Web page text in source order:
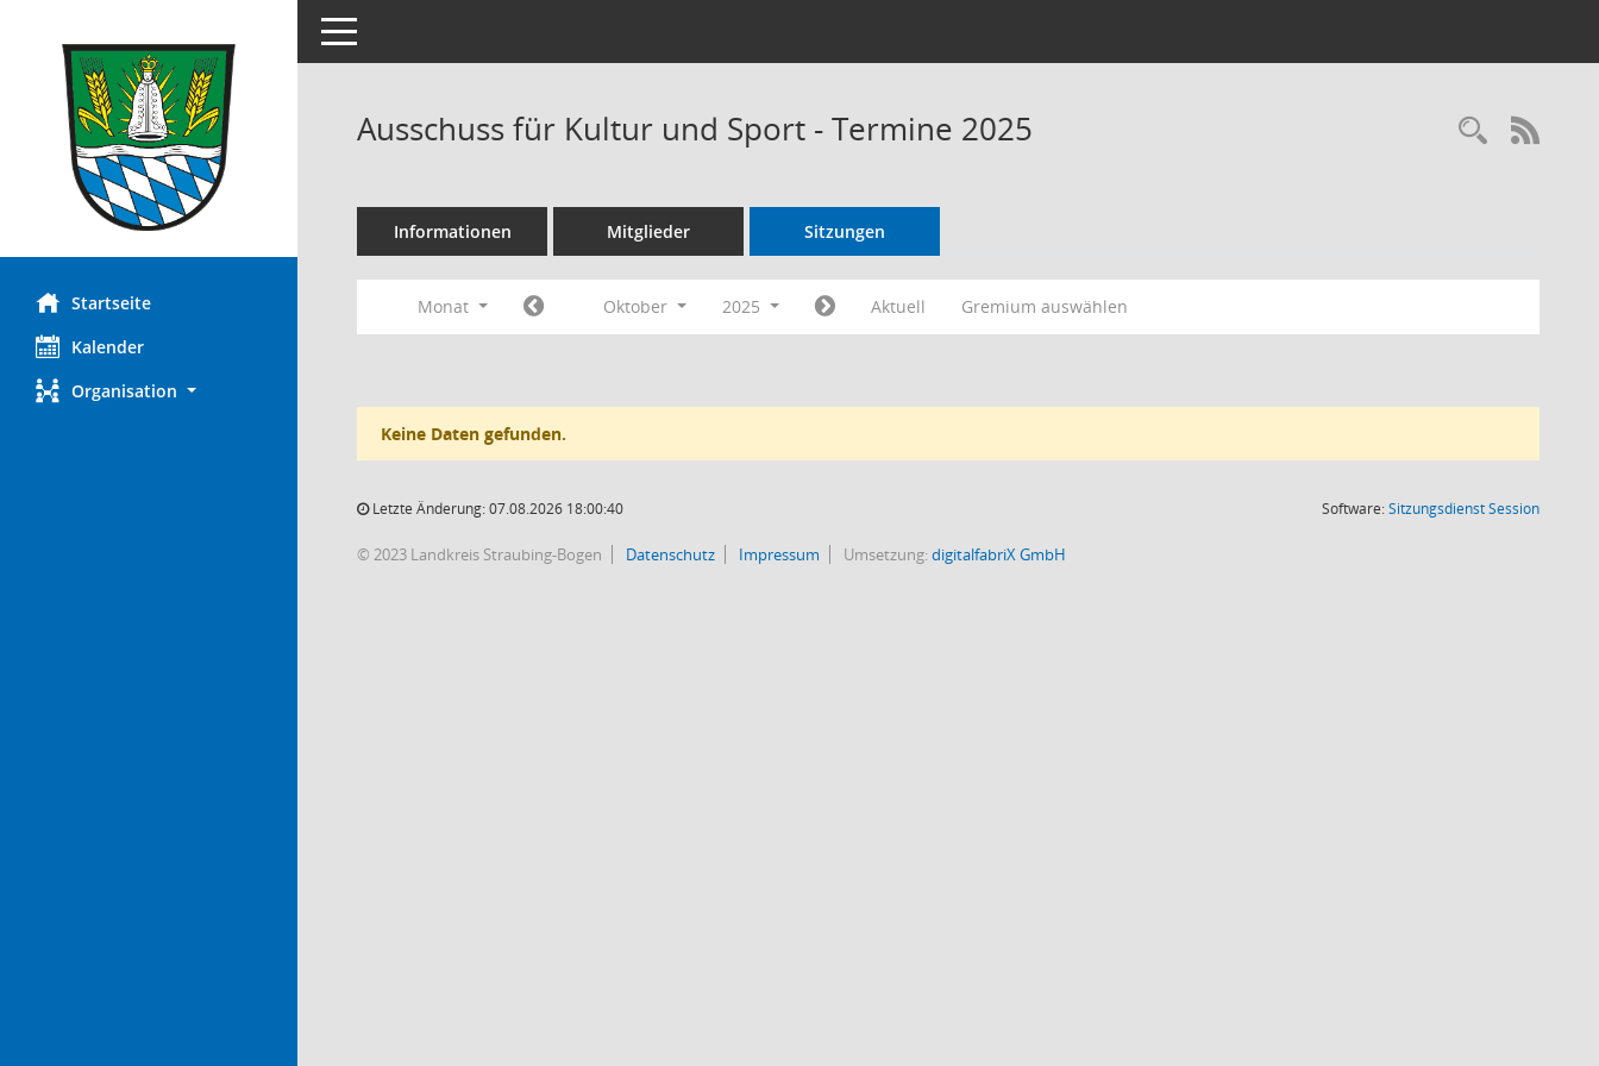
Startseite
Kalender
Organisation
Toggle navigation
Ausschuss für Kultur und Sport - Termine 2025
Informationen Mitglieder Sitzungen
Monat Oktober 2025 Aktuell Gremium auswählen
Keine Daten gefunden.
Letzte Änderung: 07.08.2026 18:00:40 Software:SitzungsdienstSession(Wird in
© 2023 Landkreis Straubing-Bogen Datenschutz Impressum Umsetzung:digitalfabriX GmbH